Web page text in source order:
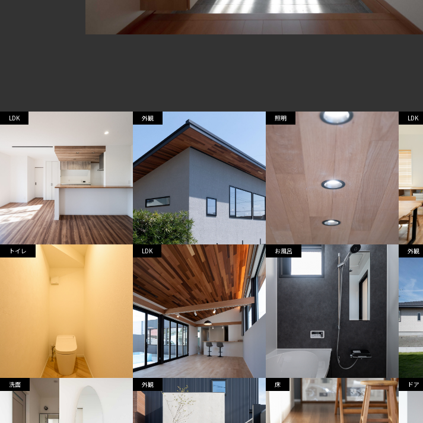
LDK 外観 照明 LDK
トイレ LDK お風呂 外観
洗面 外観 床 ドア